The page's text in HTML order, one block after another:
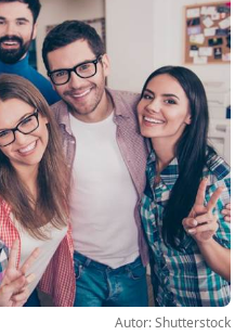
Autor: Shutterstock